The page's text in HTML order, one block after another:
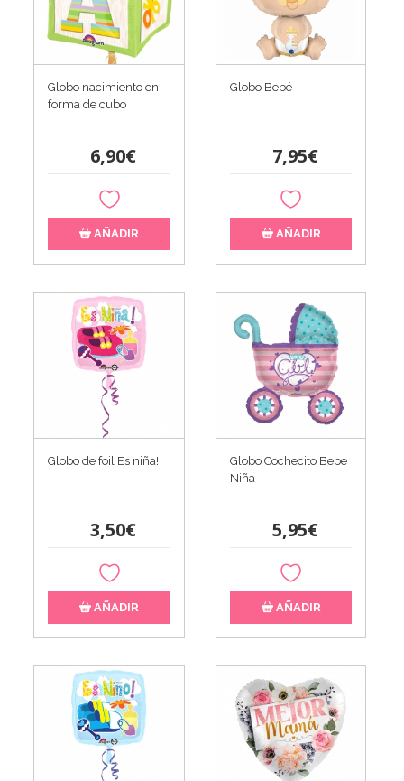
Globo nacimiento en
forma de cubo
6,90€
AÑADIR
Globo Bebé
7,95€
AÑADIR
Globo de foil Es niña!
3,50€
AÑADIR
Globo Cochecito Bebe
Niña
5,95€
AÑADIR